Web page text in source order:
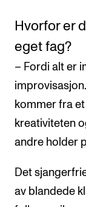
Hvorfor er
eget fag?
– Fordi alt er
kommer fra
kreativiteten
andre holder
Det
av blandede